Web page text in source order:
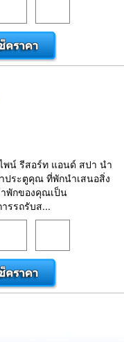
พน์ รีสอร์ท แอนด์ สปา นำ
ประตูคุณ ที่พักนำเสนอสิ่ง
พักของคุณเป็น
รรถรับส...